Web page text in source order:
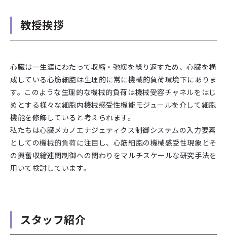
教授挨拶
心臓は一生涯にわたって収縮・弛緩を繰り返すため、心臓を構
成している心筋細胞は生理的に常に機械的負荷環境下にありま
す。このような生理的な機械的負荷は機械受容チャネルをはじ
めとする様々な細胞内機械感受性機能モジュールを介して細胞
機能を修飾していると考えられます。
私たちは心臓メカノエナジェティクス制御システムの入力要素
としての機械的負荷に注目し、心筋細胞の機械感受性現象とそ
の興奮収縮連関制御への関わりをマルチスケールな研究手法を
用いて検討しています。
スタッフ紹介